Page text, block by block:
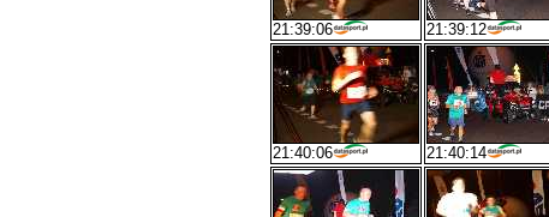
21:39:06 21:39:12
21:40:06 21:40:14